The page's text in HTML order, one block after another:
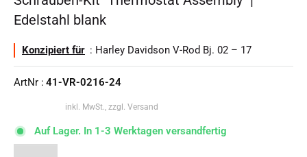
Edelstahl blank
Konzipiert für : Harley Davidson V-Rod Bj. 02 – 17
ArtNr : 41-VR-0216-24
inkl. MwSt., zzgl. Versand
Auf Lager. In 1-3 Werktagen versandfertig